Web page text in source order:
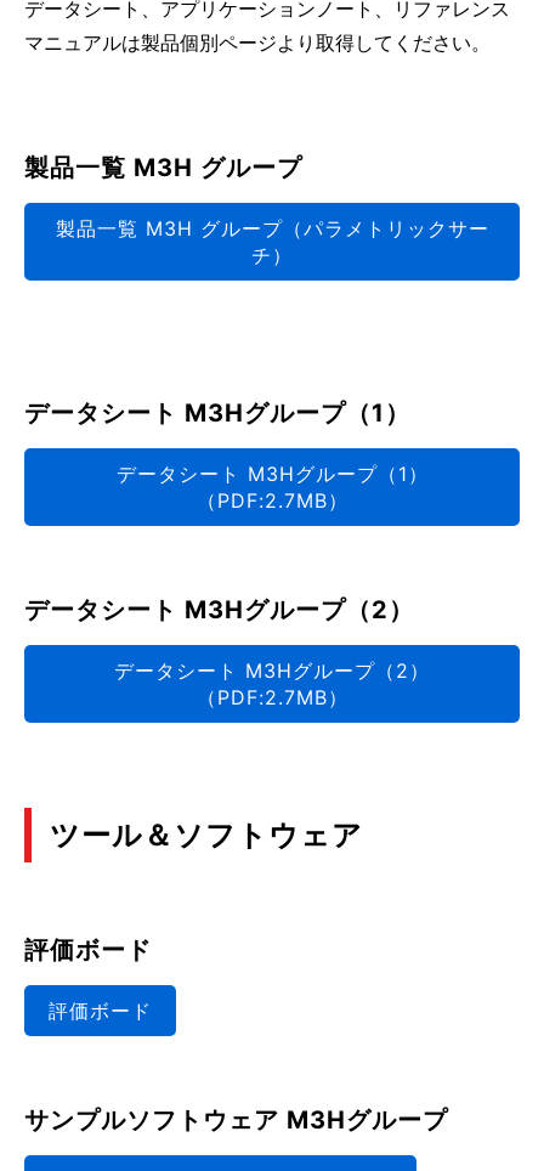
データシート、アプリケーションノート、リファレンス
マニュアルは製品個別ページより取得してください。
製品一覧 M3H グループ
製品一覧 M3H グループ（パラメトリックサー
チ）
データシート M3Hグループ（1）
データシート M3Hグループ（1）
（PDF:2.7MB）
データシート M3Hグループ（2）
データシート M3Hグループ（2）
（PDF:2.7MB）
ツール＆ソフトウェア
評価ボード
評価ボード
サンプルソフトウェア M3Hグループ